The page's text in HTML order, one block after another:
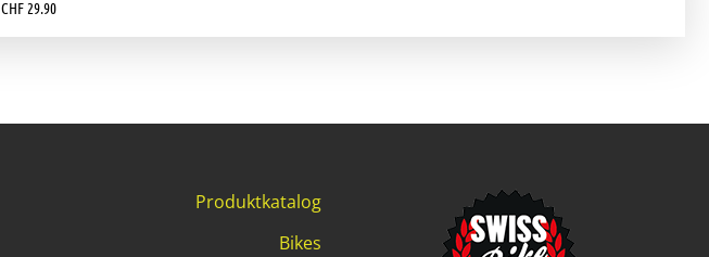
CHF29.90
Produktkatalog
Bikes